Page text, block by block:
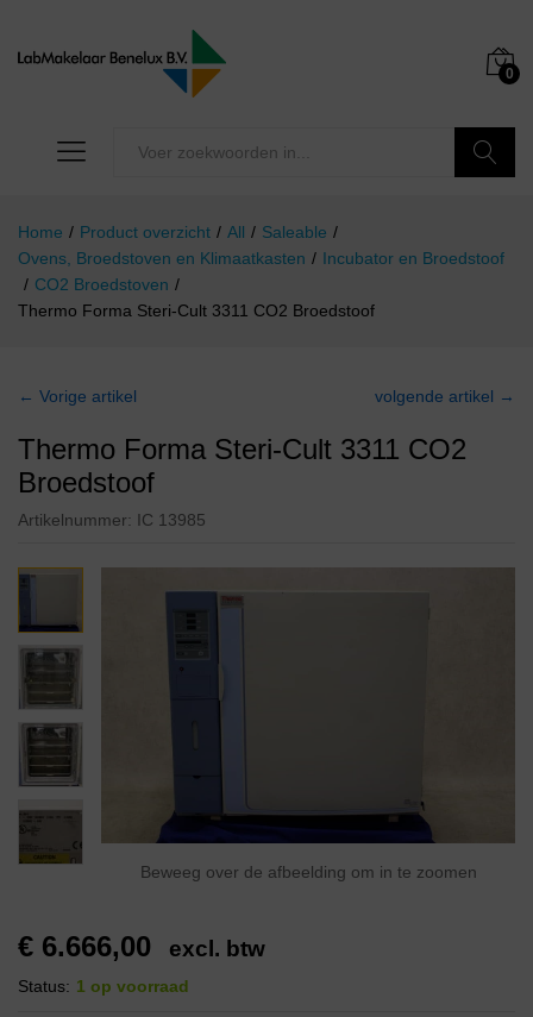
0
Home / Product overzicht / All / Saleable /
Ovens, Broedstoven en Klimaatkasten / Incubator en Broedstoof
/ CO2 Broedstoven /
Thermo Forma Steri-Cult 3311 CO2 Broedstoof
← Vorige artikel volgende artikel →
Thermo Forma Steri-Cult 3311 CO2
Broedstoof
Artikelnummer: IC 13985
Beweeg over de afbeelding om in te zoomen
€ 6.666,00 excl. btw
Status: 1 op voorraad